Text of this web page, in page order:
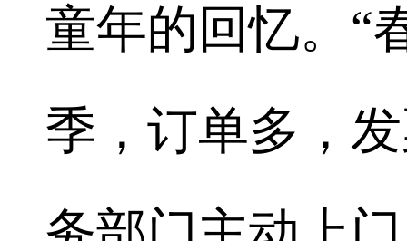
童年的回忆。“
季，订单多，